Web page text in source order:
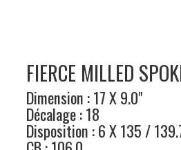
FIERCE MILLED
Dimension : 17 X 9.0"
Décalage : 18
Disposition : 6 X 135 /